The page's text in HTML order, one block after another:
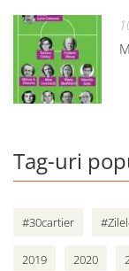
Tag-uri
#30cartier
2019 2020